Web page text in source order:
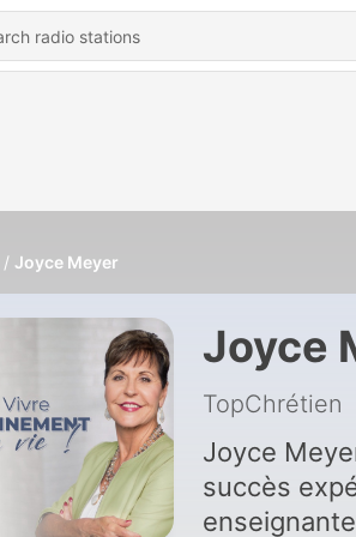
Joyce Meyer
Joyce
TopChrétien
Joyce
succès